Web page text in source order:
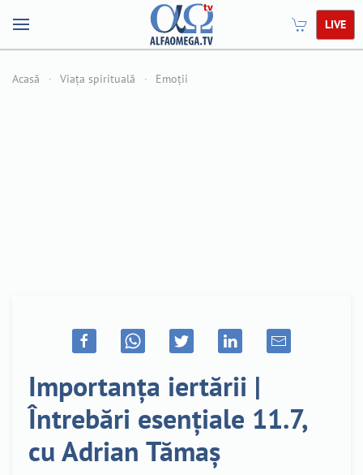
LIVE
Acasă Viața spirituală Emoții
Importanța iertării |
Întrebări esențiale 11.7,
cu Adrian Tămaș